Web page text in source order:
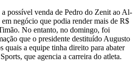
possível venda de Pedro do Zenit ao Al-
negócio que podia render mais de R$
No entanto, no domingo, foi
que o presidente destituído Augusto
quais a equipe tinha direito para abater
que agencia a carreira do atleta.